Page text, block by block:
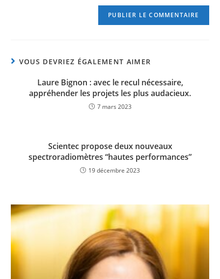
VOUS DEVRIEZ ÉGALEMENT AIMER
Laure Bignon : avec le recul nécessaire,
appréhender les projets les plus audacieux.
7 mars 2023
Scientec propose deux nouveaux
spectroradiomètres “hautes performances”
19 décembre 2023